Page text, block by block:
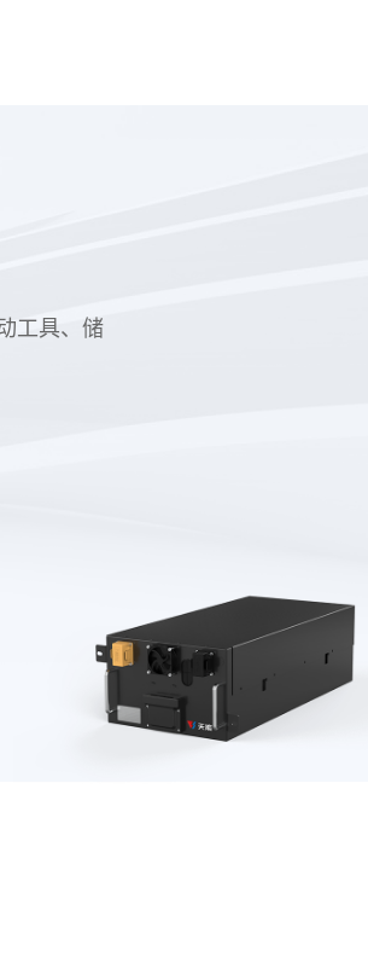
工具、储